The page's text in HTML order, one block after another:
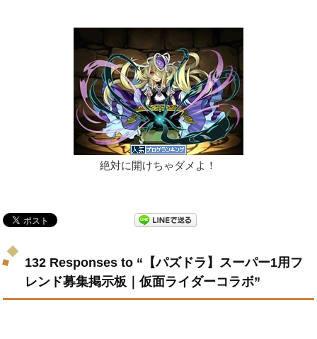
絶対に開けちゃダメよ！
132 Responses to “【パズドラ】スーパー1用フ
レンド募集掲示板｜仮面ライダーコラボ”